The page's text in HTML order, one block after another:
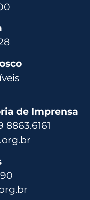
de Imprensa
8863.6161